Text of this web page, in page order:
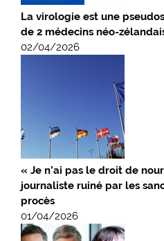
La virologie est une
de 2 médecins néo-
02/04/2026
« Je n’ai pas le droit de
journaliste ruiné par les
procès
01/04/2026